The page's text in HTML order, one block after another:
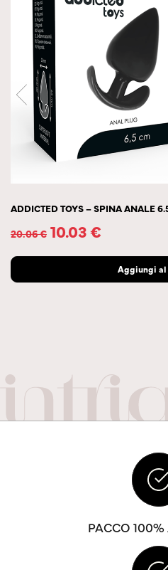
ADDICTED TOYS – SPINA ANALE
20.06€ 10.03€
Aggiungi
PACCO